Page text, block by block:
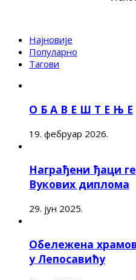
Најновије
Популарно
Тагови
О Б А В Е Ш Т Е Њ Е
19. фебруар 2026.
Награђени ђаци
Вукових диплома
29. јун 2025.
Обележена
у Лепосавићу